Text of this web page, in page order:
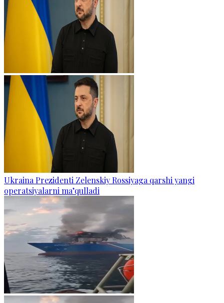
Ukraina Prezidenti Zelenskiy Rossiyaga qarshi yangi
operatsiyalarni ma’qulladi